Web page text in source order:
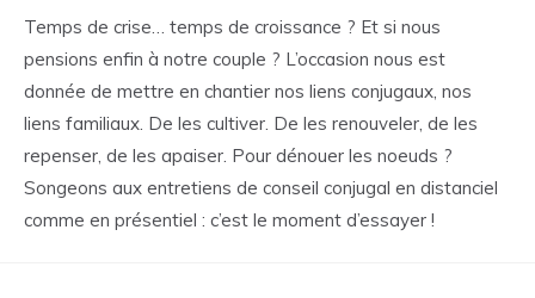
Temps de crise… temps de croissance ? Et si nous
pensions enfin à notre couple ? L’occasion nous est
donnée de mettre en chantier nos liens conjugaux, nos
liens familiaux. De les cultiver. De les renouveler, de les
repenser, de les apaiser. Pour dénouer les noeuds ?
Songeons aux entretiens de conseil conjugal en distanciel
comme en présentiel : c’est le moment d’essayer !